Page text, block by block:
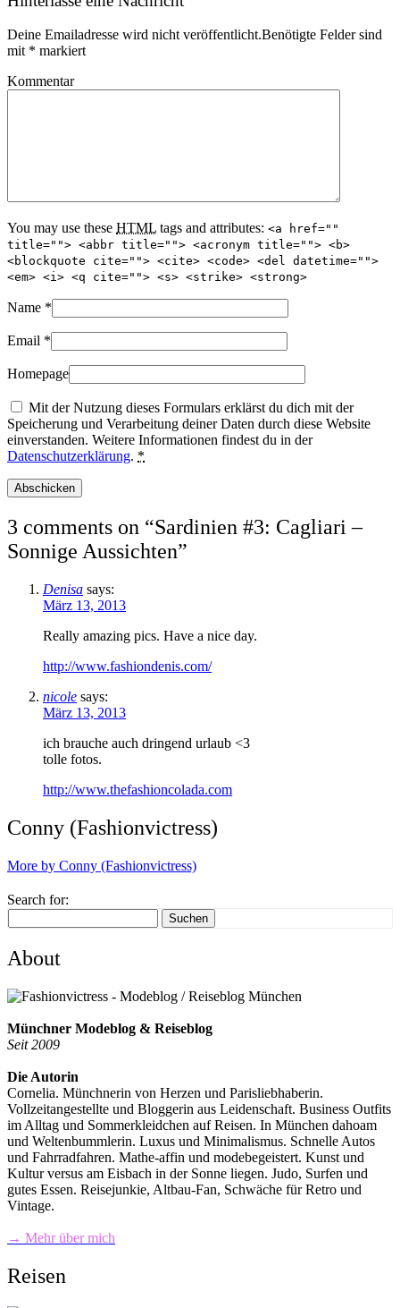
Deine Emailadresse wird nicht veröffentlicht.Benötigte Felder sind
mit * markiert
Kommentar
You may use these HTML tags and attributes: <a href=""
title=""> <abbr title=""> <acronym title=""> <b>
<blockquote cite=""> <cite> <code> <del datetime="">
<em> <i> <q cite=""> <s> <strike> <strong>
Name *
Email *
Homepage
Mit der Nutzung dieses Formulars erklärst du dich mit der
Speicherung und Verarbeitung deiner Daten durch diese Website
einverstanden. Weitere Informationen findest du in der
Datenschutzerklärung. *
3 comments on “Sardinien #3: Cagliari –
Sonnige Aussichten”
Denisa says:
März 13, 2013
Really amazing pics. Have a nice day.
http://www.fashiondenis.com/
nicole says:
März 13, 2013
ich brauche auch dringend urlaub <3
tolle fotos.
http://www.thefashioncolada.com
Conny (Fashionvictress)
More by Conny (Fashionvictress)
Search for:
Suchen
About
Münchner Modeblog & Reiseblog
Seit 2009
Die Autorin
Cornelia. Münchnerin von Herzen und Parisliebhaberin.
Vollzeitangestellte und Bloggerin aus Leidenschaft. Business Outfits
im Alltag und Sommerkleidchen auf Reisen. In München dahoam
und Weltenbummlerin. Luxus und Minimalismus. Schnelle Autos
und Fahrradfahren. Mathe-affin und modebegeistert. Kunst und
Kultur versus am Eisbach in der Sonne liegen. Judo, Surfen und
gutes Essen. Reisejunkie, Altbau-Fan, Schwäche für Retro und
Vintage.
→ Mehr über mich
Reisen